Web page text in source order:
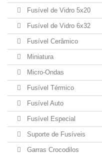
Fusível de Vidro 5x20
Fusível de Vidro 6x32
Fusível Cerâmico
Miniatura
Micro-Ondas
Fusível Térmico
Fusível Auto
Fusível Especial
Suporte de Fusíveis
Garras Crocodilos